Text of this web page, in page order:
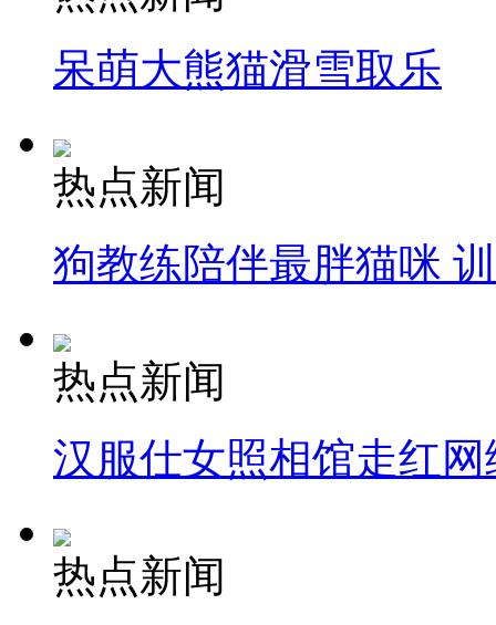
呆萌大熊猫滑雪取乐
热点新闻
狗教练陪伴最胖猫咪
热点新闻
汉服仕女照相馆走红网
热点新闻